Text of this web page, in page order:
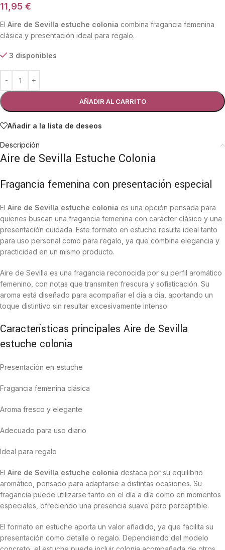
11,95 €
El Aire de Sevilla estuche colonia combina fragancia femenina
clásica y presentación ideal para regalo.
3 disponibles
AÑADIR AL CARRITO
Añadir a la lista de deseos
Descripción
Aire de Sevilla Estuche Colonia
Fragancia femenina con presentación especial
El Aire de Sevilla estuche colonia es una opción pensada para
quienes buscan una fragancia femenina con carácter clásico y una
presentación cuidada. Este formato en estuche resulta ideal tanto
para uso personal como para regalo, ya que combina elegancia y
practicidad en un mismo producto.
Aire de Sevilla es una fragancia reconocida por su perfil aromático
femenino, con notas que transmiten frescura y sofisticación. Su
aroma está diseñado para acompañar el día a día, aportando un
toque distintivo sin resultar excesivamente intenso.
Características principales Aire de Sevilla
estuche colonia
Presentación en estuche
Fragancia femenina clásica
Aroma fresco y elegante
Adecuado para uso diario
Ideal para regalo
El Aire de Sevilla estuche colonia destaca por su equilibrio
aromático, pensado para adaptarse a distintas ocasiones. Su
fragancia puede utilizarse tanto en el día a día como en momentos
especiales, ofreciendo una presencia suave pero perceptible.
El formato en estuche aporta un valor añadido, ya que facilita su
presentación como detalle o regalo. Dependiendo del modelo